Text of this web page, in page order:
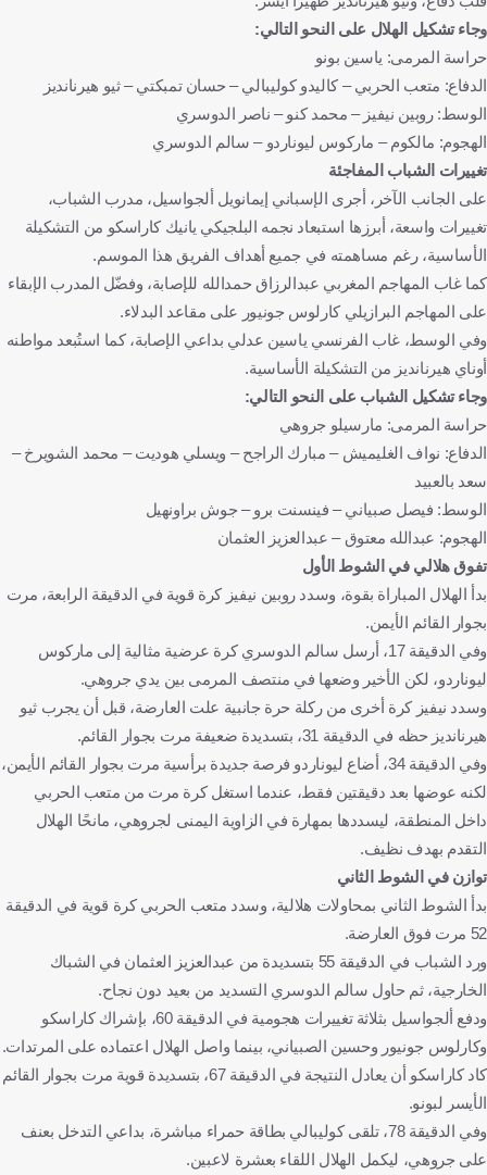
وجاء تشكيل الهلال على النحو التالي:
حراسة المرمى: ياسين بونو
الدفاع: متعب الحربي – كاليدو كوليبالي – حسان تمبكتي – ثيو هيرنانديز
الوسط: روبين نيفيز – محمد كنو – ناصر الدوسري
الهجوم: مالكوم – ماركوس ليوناردو – سالم الدوسري
تغييرات الشباب المفاجئة
على الجانب الآخر، أجرى الإسباني إيمانويل ألجواسيل، مدرب الشباب،
تغييرات واسعة، أبرزها استبعاد نجمه البلجيكي يانيك كاراسكو من التشكيلة
الأساسية، رغم مساهمته في جميع أهداف الفريق هذا الموسم.
كما غاب المهاجم المغربي عبدالرزاق حمدالله للإصابة، وفضّل المدرب الإبقاء
على المهاجم البرازيلي كارلوس جونيور على مقاعد البدلاء.
وفي الوسط، غاب الفرنسي ياسين عدلي بداعي الإصابة، كما استُبعد مواطنه
أوناي هيرنانديز من التشكيلة الأساسية.
وجاء تشكيل الشباب على النحو التالي:
حراسة المرمى: مارسيلو جروهي
الدفاع: نواف الغليميش – مبارك الراجح – ويسلي هوديت – محمد الشويرخ –
سعد بالعبيد
الوسط: فيصل صبياني – فينسنت برو – جوش براونهيل
الهجوم: عبدالله معتوق – عبدالعزيز العثمان
تفوق هلالي في الشوط الأول
بدأ الهلال المباراة بقوة، وسدد روبين نيفيز كرة قوية في الدقيقة الرابعة، مرت
بجوار القائم الأيمن.
وفي الدقيقة 17، أرسل سالم الدوسري كرة عرضية مثالية إلى ماركوس
ليوناردو، لكن الأخير وضعها في منتصف المرمى بين يدي جروهي.
وسدد نيفيز كرة أخرى من ركلة حرة جانبية علت العارضة، قبل أن يجرب ثيو
هيرنانديز حظه في الدقيقة 31، بتسديدة ضعيفة مرت بجوار القائم.
وفي الدقيقة 34، أضاع ليوناردو فرصة جديدة برأسية مرت بجوار القائم الأيمن،
لكنه عوضها بعد دقيقتين فقط، عندما استغل كرة مرت من متعب الحربي
داخل المنطقة، ليسددها بمهارة في الزاوية اليمنى لجروهي، مانحًا الهلال
التقدم بهدف نظيف.
توازن في الشوط الثاني
بدأ الشوط الثاني بمحاولات هلالية، وسدد متعب الحربي كرة قوية في الدقيقة
52 مرت فوق العارضة.
ورد الشباب في الدقيقة 55 بتسديدة من عبدالعزيز العثمان في الشباك
الخارجية، ثم حاول سالم الدوسري التسديد من بعيد دون نجاح.
ودفع ألجواسيل بثلاثة تغييرات هجومية في الدقيقة 60، بإشراك كاراسكو
وكارلوس جونيور وحسين الصبياني، بينما واصل الهلال اعتماده على المرتدات.
كاد كاراسكو أن يعادل النتيجة في الدقيقة 67، بتسديدة قوية مرت بجوار القائم
الأيسر لبونو.
وفي الدقيقة 78، تلقى كوليبالي بطاقة حمراء مباشرة، بداعي التدخل بعنف
على جروهي، ليكمل الهلال اللقاء بعشرة لاعبين.